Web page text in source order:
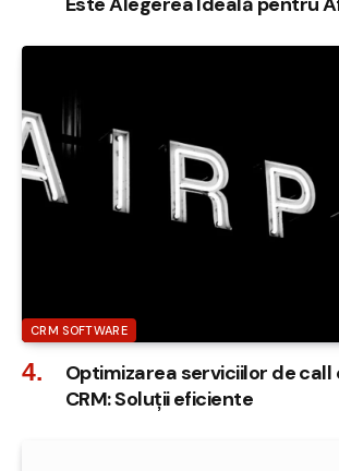
CRM SOFTWARE
Optimizarea serviciilor de
CRM: Soluții eficiente